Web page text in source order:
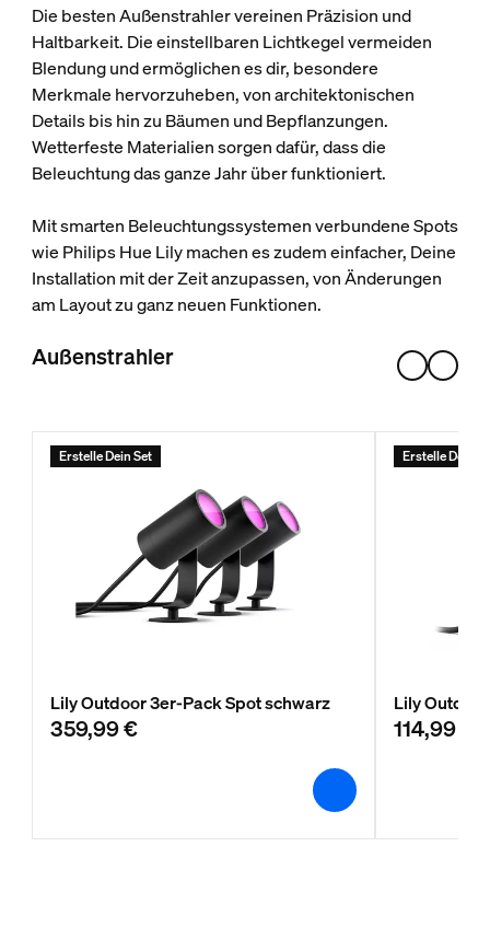
Die besten Außenstrahler vereinen Präzision und
Haltbarkeit. Die einstellbaren Lichtkegel vermeiden
Blendung und ermöglichen es dir, besondere
Merkmale hervorzuheben, von architektonischen
Details bis hin zu Bäumen und Bepflanzungen.
Wetterfeste Materialien sorgen dafür, dass die
Beleuchtung das ganze Jahr über funktioniert.
Mit smarten Beleuchtungssystemen verbundene Spots
wie Philips Hue Lily machen es zudem einfacher, Deine
Installation mit der Zeit anzupassen, von Änderungen
am Layout zu ganz neuen Funktionen.
Außenstrahler
Erstelle Dein Set
Lily Outdoor 3er-Pack Spot schwarz
359,99 €
Erstelle Dein
Lily
114,99 €